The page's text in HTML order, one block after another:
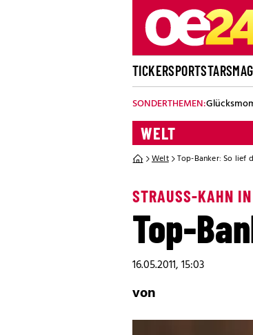
TICKERSPORTSTARS
SONDERTHEMEN:
WELT
Welt Top-Banker: So lief
STRAUSS-KAHN
Top-
16.05.2011, 15:03
von